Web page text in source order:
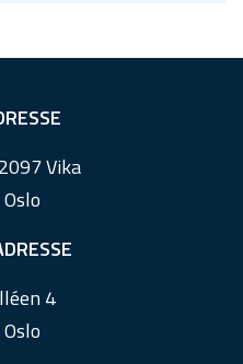
Vika
4